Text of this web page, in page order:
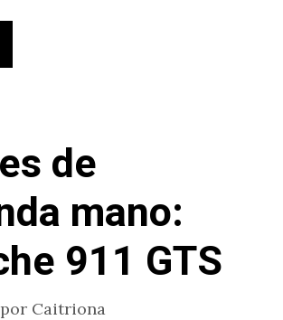
de
mano:
911 GTS
por Caitriona